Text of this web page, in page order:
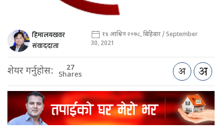
हिमालयखवर
संवाददाता
१४ आश्विन २०७८, बिहिबार / September
30, 2021
शेयर गर्नुहोस: 27
Shares